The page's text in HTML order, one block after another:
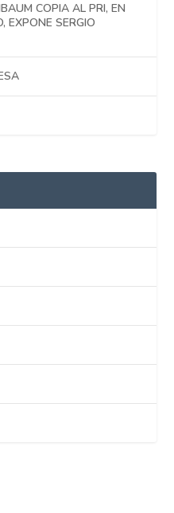
COPIA AL PRI, EN
EXPONE SERGIO